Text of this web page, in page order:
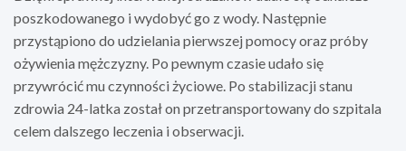
poszkodowanego i wydobyć go z wody. Następnie
przystąpiono do udzielania pierwszej pomocy oraz próby
ożywienia mężczyzny. Po pewnym czasie udało się
przywrócić mu czynności życiowe. Po stabilizacji stanu
zdrowia 24-latka został on przetransportowany do szpitala
celem dalszego leczenia i obserwacji.